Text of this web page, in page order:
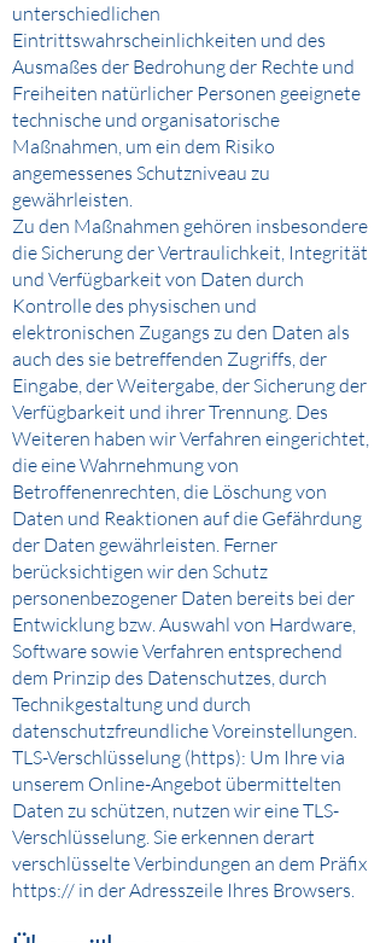
unterschiedlichen
Eintrittswahrscheinlichkeiten und des
Ausmaßes der Bedrohung der Rechte und
Freiheiten natürlicher Personen geeignete
technische und organisatorische
Maßnahmen, um ein dem Risiko
angemessenes Schutzniveau zu
gewährleisten.
Zu den Maßnahmen gehören insbesondere
die Sicherung der Vertraulichkeit, Integrität
und Verfügbarkeit von Daten durch
Kontrolle des physischen und
elektronischen Zugangs zu den Daten als
auch des sie betreffenden Zugriffs, der
Eingabe, der Weitergabe, der Sicherung der
Verfügbarkeit und ihrer Trennung. Des
Weiteren haben wir Verfahren eingerichtet,
die eine Wahrnehmung von
Betroffenenrechten, die Löschung von
Daten und Reaktionen auf die Gefährdung
der Daten gewährleisten. Ferner
berücksichtigen wir den Schutz
personenbezogener Daten bereits bei der
Entwicklung bzw. Auswahl von Hardware,
Software sowie Verfahren entsprechend
dem Prinzip des Datenschutzes, durch
Technikgestaltung und durch
datenschutzfreundliche Voreinstellungen.
TLS-Verschlüsselung (https): Um Ihre via
unserem Online-Angebot übermittelten
Daten zu schützen, nutzen wir eine TLS-
Verschlüsselung. Sie erkennen derart
verschlüsselte Verbindungen an dem Präfix
https:// in der Adresszeile Ihres Browsers.